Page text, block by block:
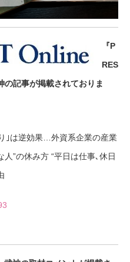
『P
RES
記事が掲載されておりま
｣は逆効果…外資系企業の産業
”の休み方 “平日は仕事､休日